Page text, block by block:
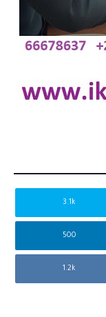
3.1k
500
1.2k